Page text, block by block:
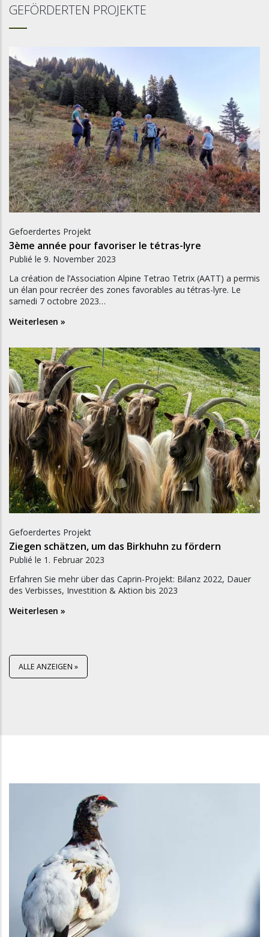
GEFÖRDERTEN PROJEKTE
Gefoerdertes Projekt
3ème année pour favoriser le tétras-lyre
Publié le 9. November 2023
La création de l’Association Alpine Tetrao Tetrix (AATT) a permis
un élan pour recréer des zones favorables au tétras-lyre. Le
samedi 7 octobre 2023…
Weiterlesen »
Gefoerdertes Projekt
Ziegen schätzen, um das Birkhuhn zu fördern
Publié le 1. Februar 2023
Erfahren Sie mehr über das Caprin-Projekt: Bilanz 2022, Dauer
des Verbisses, Investition & Aktion bis 2023
Weiterlesen »
ALLE ANZEIGEN »